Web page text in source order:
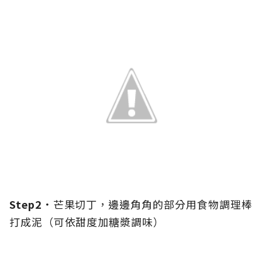
Step2． 芒果切丁，邊邊角角的部分用食物調理棒
打成泥（可依甜度加糖漿調味）